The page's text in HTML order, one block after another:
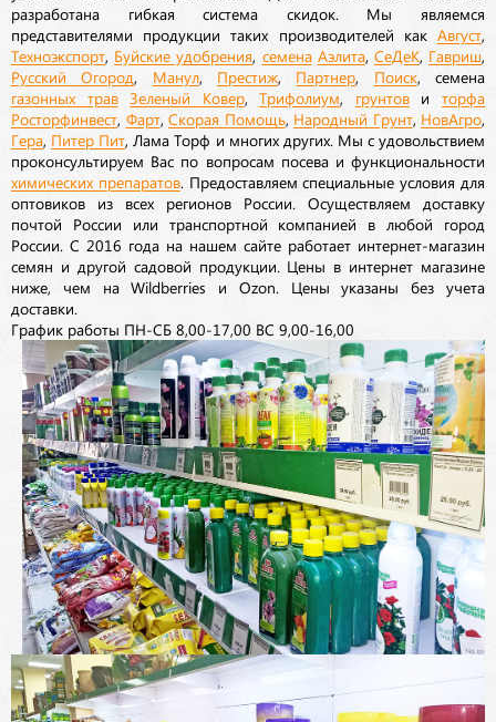
разработана гибкая система скидок. Мы являемся
представителями продукции таких производителей как Август
Техноэкспорт Буйские удобрения семена Аэлита, СеДеК, Гавриш
Русский Огород Манул, Престиж Партнер Поиск, семена
газонных трав Зеленый Ковер,Трифолиум грунтовиторфа
Росторфинвест Фарт, Скорая Помощь Народный Грунт, НовАгро
Гера Питер Пит , Лама Торф и многих других. Мы с удовольствием
проконсультируем Вас по вопросам посева и функциональности
химических препаратов. Предоставляем специальные условия для
оптовиков из всех регионов России. Осуществляем доставку
почтой России или транспортной компанией в любой город
России. С 2016 года на нашем сайте работает интернет-магазин
семян и другой садовой продукции. Цены в интернет магазине
ниже, чем на Wildberries и Ozon. Цены указаны без учета
доставки.
График работы ПН-СБ 8,00-17,00 ВС 9,00-16,00